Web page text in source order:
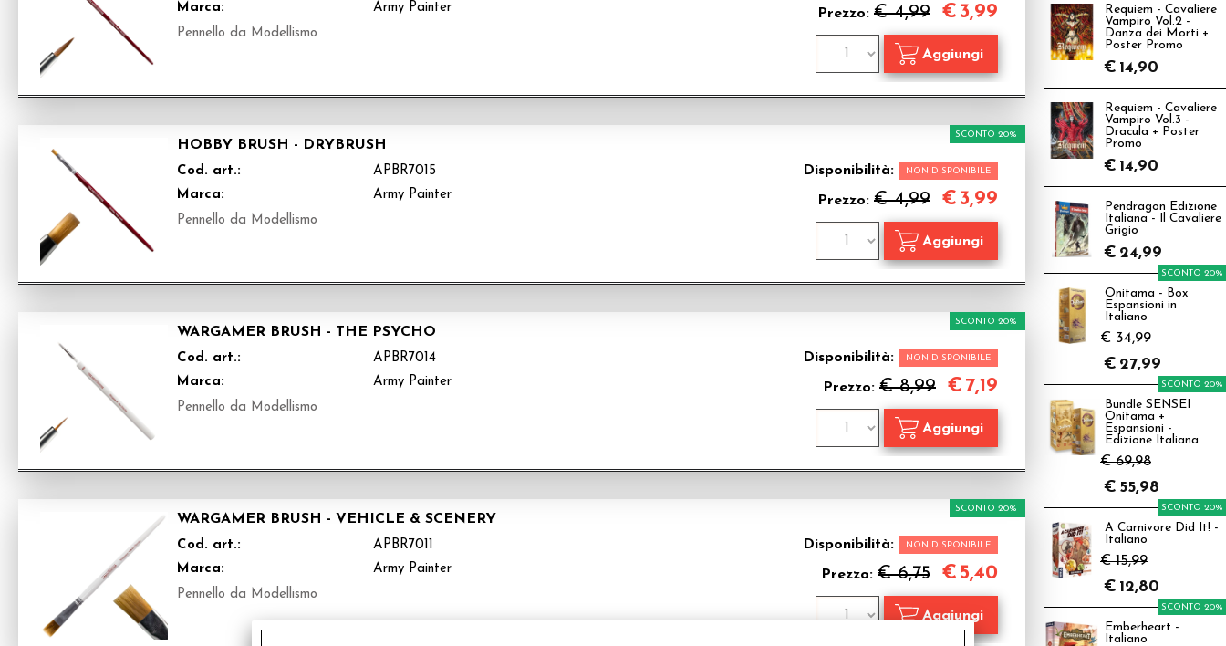
Marca:
Army Painter
Pennello da Modellismo
Prezzo: € 4,99 € 3,99
HOBBY BRUSH - DRYBRUSH
Cod. art.:
APBR7015
Marca:
Army Painter
Pennello da Modellismo
Disponibilità: NON DISPONIBILE
Prezzo: € 4,99
SCONTO 20%
€ 3,99
WARGAMER BRUSH - THE PSYCHO
Cod. art.:
APBR7014
Marca:
Army Painter
Pennello da Modellismo
Disponibilità: NON DISPONIBILE
Prezzo: € 8,99
SCONTO 20%
€ 7,19
WARGAMER BRUSH - VEHICLE & SCENERY
Cod. art.:
APBR7011
Marca:
Army Painter
Pennello da Modellismo
Disponibilità: NON DISPONIBILE
Prezzo: € 6,75
SCONTO 20%
€ 5,40
Requiem - Cavaliere
Vampiro Vol.2 -
Danza dei Morti +
Poster Promo
€ 14,90
Requiem - Cavaliere
Vampiro Vol.3 -
Dracula + Poster
Promo
€ 14,90
Pendragon Edizione
Italiana - Il Cavaliere
Grigio
€ 24,99
Onitama - Box
Espansioni in
Italiano
€ 34,99
SCONTO 20%
€ 27,99
Bundle SENSEI
Onitama +
Espansioni -
Edizione Italiana
€ 69,98
SCONTO 20%
€ 55,98
A Carnivore Did It! -
Italiano
€ 15,99
SCONTO 20%
€ 12,80
Emberheart -
Italiano
SCONTO 20%